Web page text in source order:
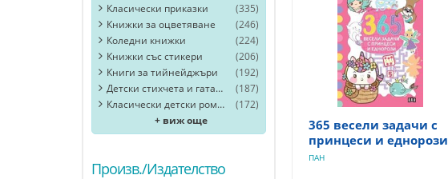
Класически приказки
(335)
Книжки за оцветяване
(246)
Коледни книжки
(224)
Книжки със стикери
(206)
Книги за тийнейджъри
(192)
Детски стихчета и гатанки
(187)
Класически детски романи
(172)
+ виж още
Произв./Издателство
365 весели задачи с
принцеси и еднорози
ПАН